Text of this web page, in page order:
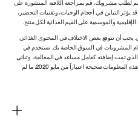
لطلب مشروبك، قم بمراجعة اللافتة المنشورة على
التباين في أحجام الوجبات، وتقنيات التحضير،
الإقليمية والموسمية على القيم الغذائية لكل منتج.
يجب أن تتوقع بعض الاختلاف في المحتوى الغذائي
المشروبات في السوق الخاصة بك. نستخدم في
تمت إضافته كعامل مساعد في المعالجة، وثنائي
ميثيل بولي سيلوكسين لتقليل تناثر الزيت عند الطهي. هذه المعلومات صحيحة اعتباراً من مايو 2020، ما لم